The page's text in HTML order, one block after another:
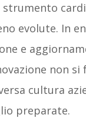
evolute. In
e
non si
cultura
preparate.